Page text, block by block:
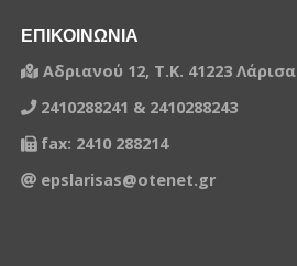
ΕΠΙΚΟΙΝΩΝΙΑ
Αδριανού 12, Τ.Κ. 41223 Λάρισα
2410288241 & 2410288243
fax: 2410 288214
epslarisas@otenet.gr